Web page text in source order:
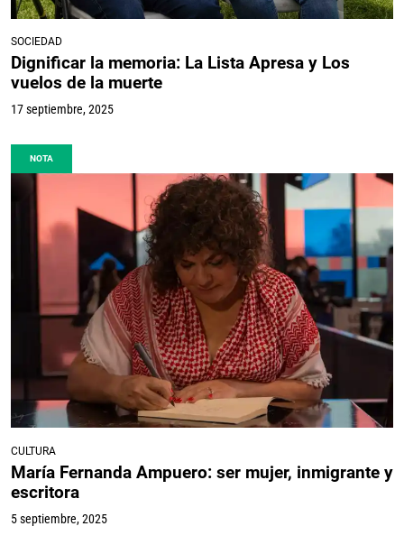
SOCIEDAD
Dignificar la memoria: La Lista Apresa y Los
vuelos de la muerte
17 septiembre, 2025
NOTA
CULTURA
María Fernanda Ampuero: ser mujer, inmigrante y
escritora
5 septiembre, 2025